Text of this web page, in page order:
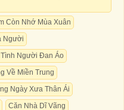
Còn Nhớ Mùa Xuân
Người
Người Đan Áo
Về Miền Trung
Ngày Xưa Thân Ái
Căn Nhà Dĩ Vãng